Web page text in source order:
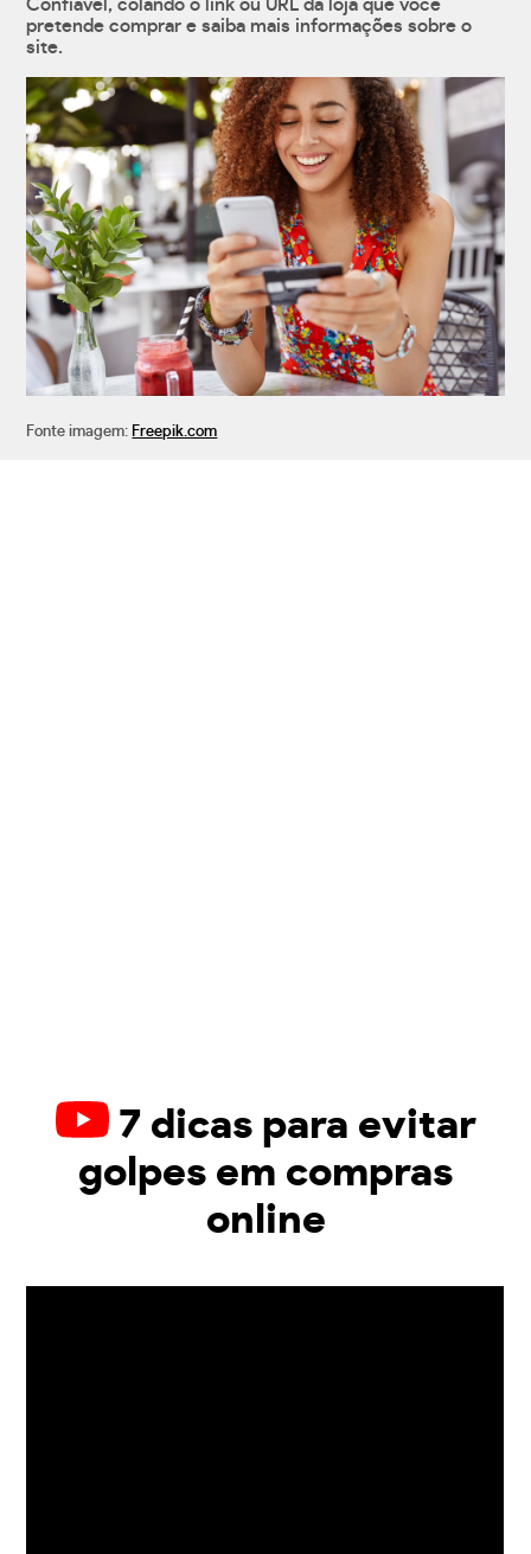
Confiável, colando o link ou URL da loja que você
pretende comprar e saiba mais informações sobre o
site.
Fonte imagem: Freepik.com
7 dicas para evitar
golpes em compras
online